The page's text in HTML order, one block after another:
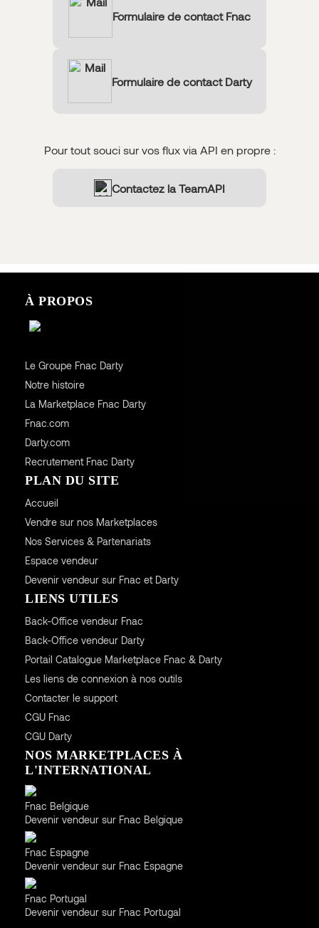
Formulaire de contact Fnac
Formulaire de contact Darty
Pour tout souci sur vos flux via API en propre :
Contactez la TeamAPI
À PROPOS
Le Groupe Fnac Darty
Notre histoire
La Marketplace Fnac Darty
Fnac.com
Darty.com
Recrutement Fnac Darty
PLAN DU SITE
Accueil
Vendre sur nos Marketplaces
Nos Services & Partenariats
Espace vendeur
Devenir vendeur sur Fnac et Darty
LIENS UTILES
Back-Office vendeur Fnac
Back-Office vendeur Darty
Portail Catalogue Marketplace Fnac & Darty
Les liens de connexion à nos outils
Contacter le support
CGUFnac
CGUDarty
NOS MARKETPLACES À
L'INTERNATIONAL
Fnac Belgique
Devenir vendeur sur Fnac Belgique
Fnac Espagne
Devenir vendeur sur Fnac Espagne
Fnac Portugal
Devenir vendeur sur Fnac Portugal